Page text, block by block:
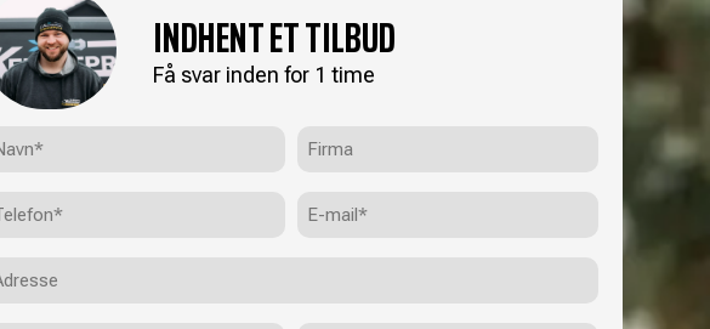
INDHENT ET TILBUD
Få svar inden for 1 time
mail